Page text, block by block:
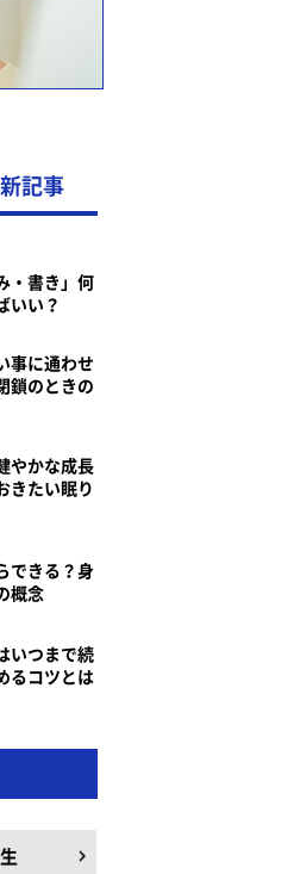
・書き」何
いい？
事に通わせ
鎖のときの
やかな成長
きたい眠り
できる？身
概念
いつまで続
るコツとは
記事